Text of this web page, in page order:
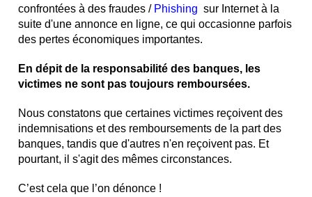
confrontées à des fraudes / Phishing sur Internet à la
suite d'une annonce en ligne, ce qui occasionne parfois
des pertes économiques importantes.
En dépit de la responsabilité des banques, les
victimes ne sont pas toujours remboursées.
Nous constatons que certaines victimes reçoivent des
indemnisations et des remboursements de la part des
banques, tandis que d'autres n'en reçoivent pas. Et
pourtant, il s'agit des mêmes circonstances.
C’est cela que l’on dénonce !